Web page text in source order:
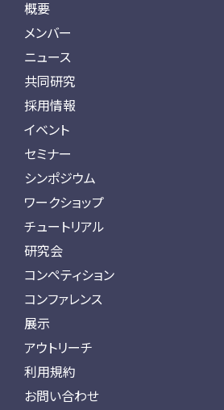
概要
メンバー
ニュース
共同研究
採用情報
イベント
セミナー
シンポジウム
ワークショップ
チュートリアル
研究会
コンペティション
コンファレンス
展示
アウトリーチ
利用規約
お問い合わせ